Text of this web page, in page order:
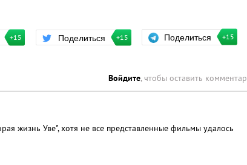
+15 Поделиться +15 Поделиться +15
Войдите, чтобы оставить
жизнь Уве", хотя не все представленные фильмы удалось